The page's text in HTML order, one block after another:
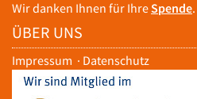
Wir danken Ihnen für IhreSpende.
ÜBER UNS
Impressum · Datenschutz